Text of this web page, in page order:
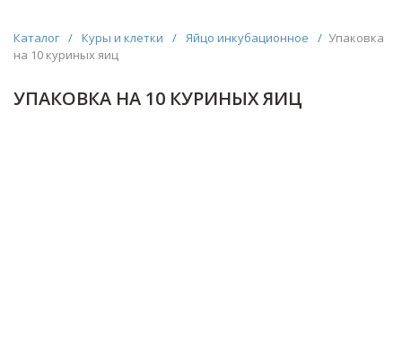
Каталог / Куры и клетки / Яйцо инкубационное / Упаковка
на 10 куриных яиц
УПАКОВКА НА 10 КУРИНЫХ ЯИЦ